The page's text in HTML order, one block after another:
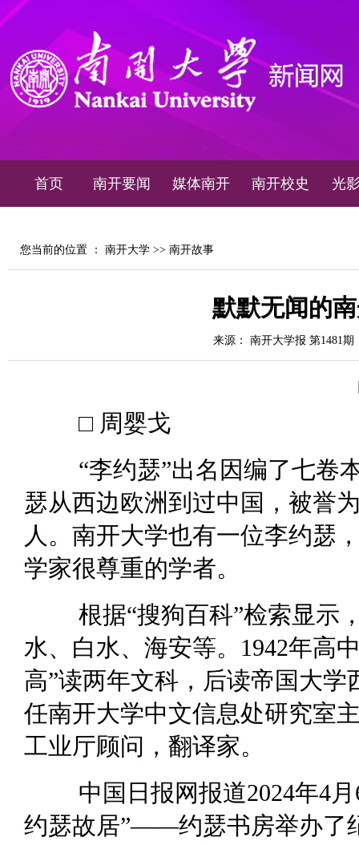
首页 南开要闻 媒体南开 南开校史 光
您当前的位置 ： 南开大学 >> 南开故事
默默无闻的
来源： 南开大学报 第1481期
□ 周婴戈
“李约瑟”出名因编了七卷
瑟从西边欧洲到过中国，被誉
人。南开大学也有一位李约瑟
学家很尊重的学者。
根据“搜狗百科”检索显示
水、白水、海安等。1942年高
高”读两年文科，后读帝国大学
任南开大学中文信息处研究室
工业厅顾问，翻译家。
中国日报网报道2024年4
约瑟故居”——约瑟书房举办了